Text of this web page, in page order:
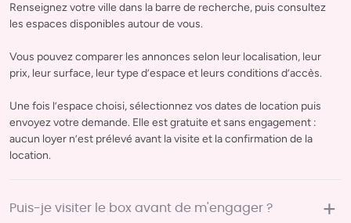
Renseignez votre ville dans la barre de recherche, puis consultez
les espaces disponibles autour de vous.
Vous pouvez comparer les annonces selon leur localisation, leur
prix, leur surface, leur type d’espace et leurs conditions d’accès.
Une fois l’espace choisi, sélectionnez vos dates de location puis
envoyez votre demande. Elle est gratuite et sans engagement :
aucun loyer n’est prélevé avant la visite et la confirmation de la
location.
Puis-je visiter le box avant de m'engager ?